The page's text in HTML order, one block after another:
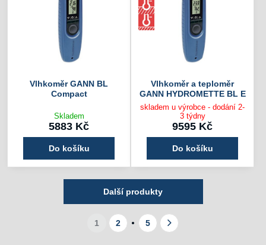
Vlhkoměr GANN BL
Compact
Skladem
5883 Kč
Do košíku
Vlhkoměr a teploměr
GANN HYDROMETTE BL E
skladem u výrobce - dodání 2-
3 týdny
9595 Kč
Do košíku
Další produkty
1 2 5